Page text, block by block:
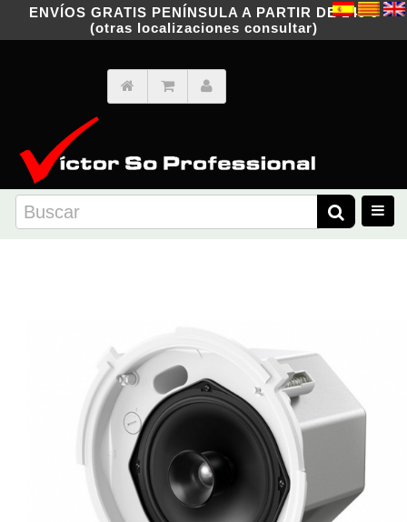
ENVÍOS GRATIS PENÍNSULA A PARTIR DE 149 €
(otras localizaciones consultar)